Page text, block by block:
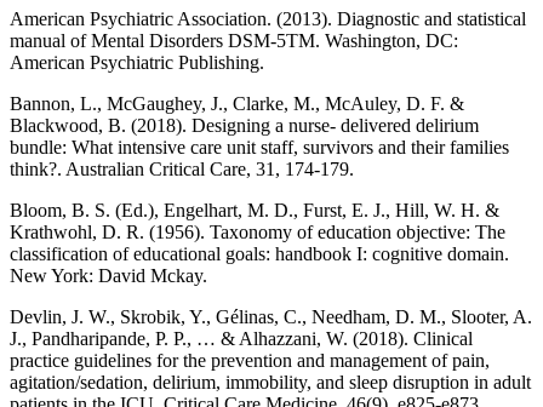
American Psychiatric Association. (2013). Diagnostic and statistical
manual of Mental Disorders DSM-5TM. Washington, DC:
American Psychiatric Publishing.
Bannon, L., McGaughey, J., Clarke, M., McAuley, D. F. &
Blackwood, B. (2018). Designing a nurse- delivered delirium
bundle: What intensive care unit staff, survivors and their families
think?. Australian Critical Care, 31, 174-179.
Bloom, B. S. (Ed.), Engelhart, M. D., Furst, E. J., Hill, W. H. &
Krathwohl, D. R. (1956). Taxonomy of education objective: The
classification of educational goals: handbook I: cognitive domain.
New York: David Mckay.
Devlin, J. W., Skrobik, Y., Gélinas, C., Needham, D. M., Slooter, A.
J., Pandharipande, P. P., … & Alhazzani, W. (2018). Clinical
practice guidelines for the prevention and management of pain,
agitation/sedation, delirium, immobility, and sleep disruption in adult